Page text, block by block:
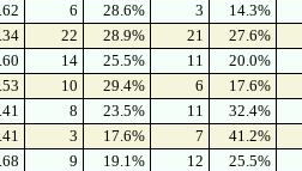
6 28.6% 3
14.3%
22 28.9% 21
27.6%
14 25.5% 11
20.0%
10 29.4% 6
17.6%
8 23.5% 11
32.4%
3 17.6% 7
41.2%
9 19.1% 12
25.5%